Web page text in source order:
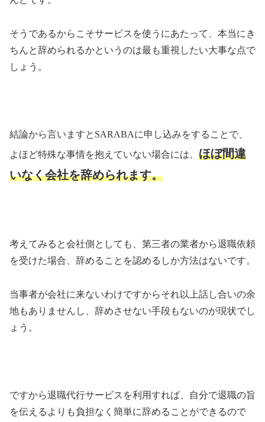
そうであるからこそサービスを使うにあたって、本当にき
ちんと辞められるかというのは最も重視したい大事な点で
しょう。
結論から言いますと SARABAに申し込みをすることで、
よほど特殊な事情を抱えていない場合には、 ほぼ間違
いなく会社を辞められます。
考えてみると会社側としても、第三者の業者から退職依頼
を受けた場合、辞めることを認めるしか方法はないです。
当事者が会社に来ないわけですからそれ以上話し合いの余
地もありませんし、辞めさせない手段もないのが現状でし
ょう。
ですから退職代行サービスを利用すれば、自分で退職の旨
を伝えるよりも負担なく簡単に辞めることができるので